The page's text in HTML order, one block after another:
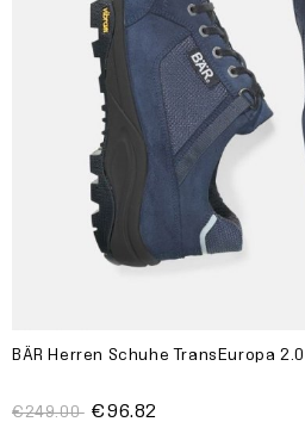
BÄR Herren Schuhe TransEuropa
€249.00 €96.82